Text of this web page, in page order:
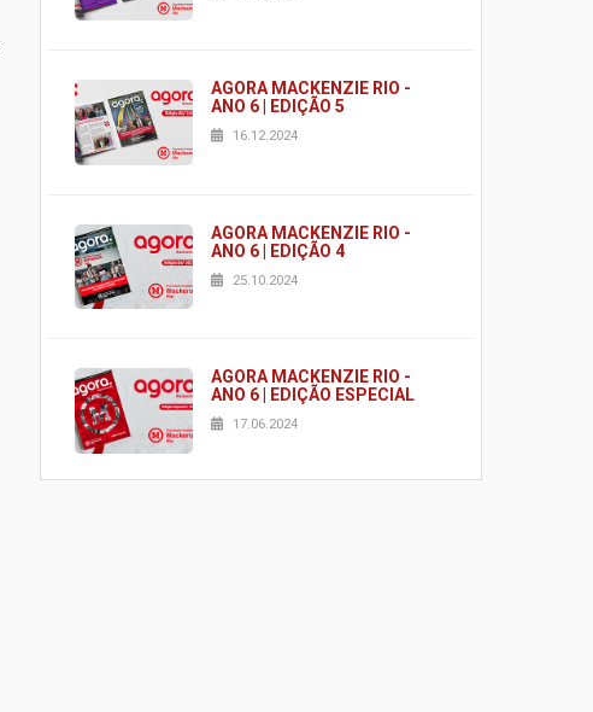
AGORA MACKENZIE RIO -
ANO 6 | EDIÇÃO 5
16.12.2024
AGORA MACKENZIE RIO -
ANO 6 | EDIÇÃO 4
25.10.2024
AGORA MACKENZIE RIO -
ANO 6 | EDIÇÃO ESPECIAL
17.06.2024